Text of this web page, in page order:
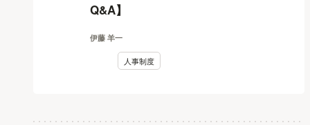
Q&A】
伊藤 羊一
人事制度